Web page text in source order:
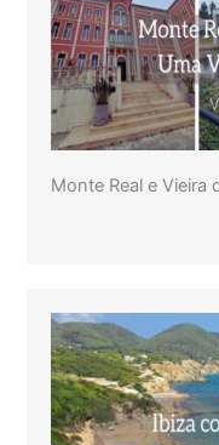
Monte Real e Vieira